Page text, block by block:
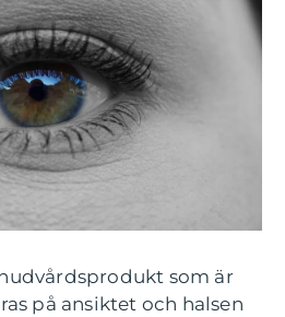
som är
på ansiktet och halsen